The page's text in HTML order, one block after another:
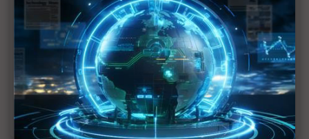
鴻騰AI伺服器訂單滿載 客戶急催擴產
甲骨文押注AI推論、簽訂多筆AI大單 躋身雲端、AI
雙領域要角
雲端史詩級交易 甲骨文與OpenAI簽署3,000億美元
合作案